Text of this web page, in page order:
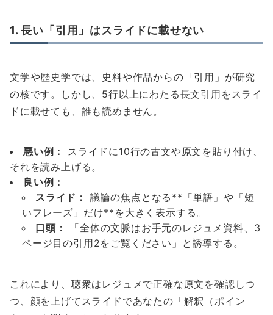
1. 長い「引用」はスライドに載せない
文学や歴史学では、史料や作品からの「引用」が研究
の核です。しかし、5行以上にわたる長文引用をスライ
ドに載せても、誰も読めません。
悪い例：
スライドに10行の古文や原文を貼り付け、
それを読み上げる。
良い例：
スライド：
議論の焦点となる**「単語」や「短
いフレーズ」だけ**を大きく表示する。
口頭：
「全体の文脈はお手元のレジュメ資料、3
ページ目の引用2をご覧ください」と誘導する。
これにより、聴衆はレジュメで正確な原文を確認しつ
つ、顔を上げてスライドであなたの「解釈（ポイン